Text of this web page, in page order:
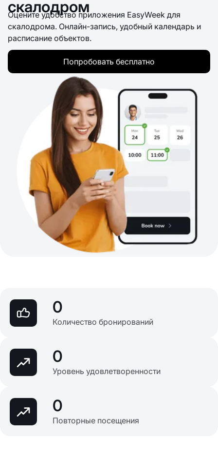
скалодром
Оцените удобство приложения EasyWeek для
скалодрома. Онлайн-запись, удобный календарь и
расписание объектов.
Попробовать бесплатно
0
Количество бронирований
0
Уровень удовлетворенности
0
Повторные посещения